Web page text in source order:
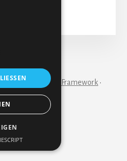
Proon Genesis Framework ·
·Anmelden